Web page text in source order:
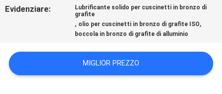
NOI
Evidenziare:
Lubrificante solido per cuscinetti in bronzo di
grafite
, olio per cuscinetti in bronzo di grafite ISO,
boccola in bronzo di grafite di alluminio
MIGLIOR PREZZO